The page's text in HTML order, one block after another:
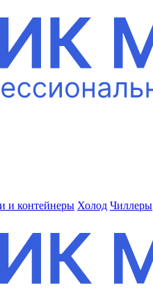
и контейнеры Холод Чиллеры